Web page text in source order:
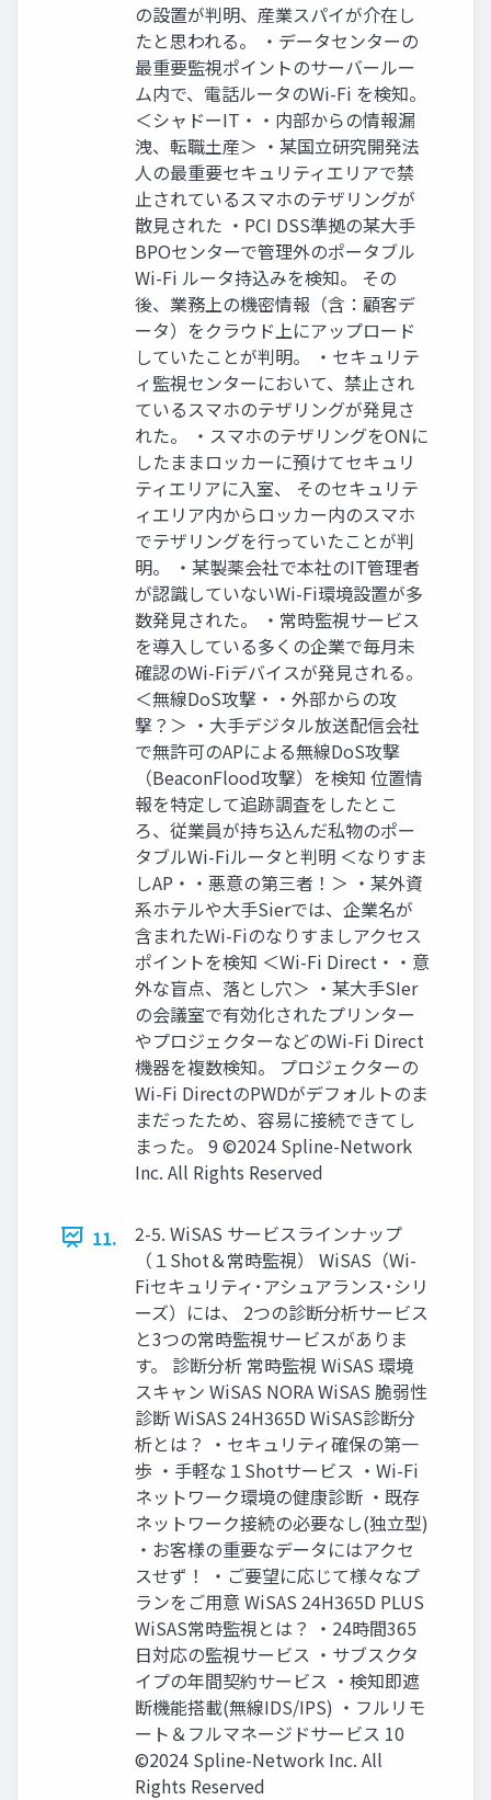
の設置が判明、産業スパイが介在し
たと思われる。 ・データセンターの
最重要監視ポイントのサーバールー
ム内で、電話ルータのWi-Fi を検知。
＜シャドーIT・・内部からの情報漏
洩、転職土産＞ ・某国立研究開発法
人の最重要セキュリティエリアで禁
止されているスマホのテザリングが
散見された ・PCI DSS準拠の某大手
BPOセンターで管理外のポータブル
Wi-Fi ルータ持込みを検知。 その
後、業務上の機密情報（含：顧客デ
ータ）をクラウド上にアップロード
していたことが判明。 ・セキュリテ
ィ監視センターにおいて、禁止され
ているスマホのテザリングが発見さ
れた。 ・スマホのテザリングをONに
したままロッカーに預けてセキュリ
ティエリアに入室、 そのセキュリテ
ィエリア内からロッカー内のスマホ
でテザリングを行っていたことが判
明。 ・某製薬会社で本社のIT管理者
が認識していないWi-Fi環境設置が多
数発見された。 ・常時監視サービス
を導入している多くの企業で毎月未
確認のWi-Fiデバイスが発見される。
＜無線DoS攻撃・・外部からの攻
撃？＞ ・大手デジタル放送配信会社
で無許可のAPによる無線DoS攻撃
（BeaconFlood攻撃）を検知 位置情
報を特定して追跡調査をしたとこ
ろ、従業員が持ち込んだ私物のポー
タブルWi-Fiルータと判明 ＜なりすま
しAP・・悪意の第三者！＞ ・某外資
系ホテルや大手Sierでは、企業名が
含まれたWi-Fiのなりすましアクセス
ポイントを検知 ＜Wi-Fi Direct・・意
外な盲点、落とし穴＞ ・某大手SIer
の会議室で有効化されたプリンター
やプロジェクターなどのWi-Fi Direct
機器を複数検知。 プロジェクターの
Wi-Fi DirectのPWDがデフォルトのま
まだったため、容易に接続できてし
まった。 9 ©2024 Spline-Network
Inc. All Rights Reserved
11.
2-5. WiSAS サービスラインナップ
（１Shot＆常時監視） WiSAS（Wi-
Fiセキュリティ･アシュアランス･シリ
ーズ）には、 2つの診断分析サービス
と3つの常時監視サービスがありま
す。 診断分析 常時監視 WiSAS 環境
スキャン WiSAS NORA WiSAS 脆弱性
診断 WiSAS 24H365D WiSAS診断分
析とは？ ・セキュリティ確保の第一
歩 ・手軽な１Shotサービス ・Wi-Fi
ネットワーク環境の健康診断 ・既存
ネットワーク接続の必要なし(独立型)
・お客様の重要なデータにはアクセ
スせず！ ・ご要望に応じて様々なプ
ランをご用意 WiSAS 24H365D PLUS
WiSAS常時監視とは？ ・24時間365
日対応の監視サービス ・サブスクタ
イプの年間契約サービス ・検知即遮
断機能搭載(無線IDS/IPS) ・フルリモ
ート＆フルマネージドサービス 10
©2024 Spline-Network Inc. All
Rights Reserved